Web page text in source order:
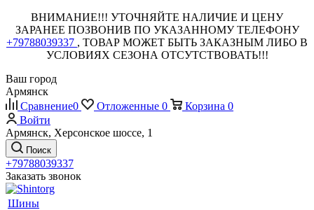
ВНИМАНИЕ!!! УТОЧНЯЙТЕ НАЛИЧИЕ И ЦЕНУ
ЗАРАНЕЕ ПОЗВОНИВ ПО УКАЗАННОМУ ТЕЛЕФОНУ
+79788039337 , ТОВАР МОЖЕТ БЫТЬ ЗАКАЗНЫМ ЛИБО В
УСЛОВИЯХ СЕЗОНА ОТСУТСТВОВАТЬ!!!
Ваш город
Армянск
Сравнение0 Отложенные 0 Корзина 0
Войти
Армянск, Херсонское шоссе, 1
Поиск
+79788039337
Заказать звонок
Шины